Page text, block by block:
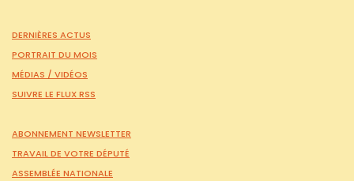
DERNIÈRES ACTUS
PORTRAIT DU MOIS
MÉDIAS / VIDÉOS
SUIVRE LE FLUX RSS
ABONNEMENT NEWSLETTER
TRAVAIL DE VOTRE DÉPUTÉ
ASSEMBLÉE NATIONALE